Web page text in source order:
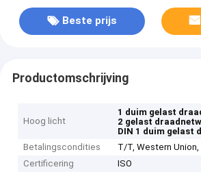
Beste prijs
Productomschrijving
Hoog licht
1 duim gelast
2 gelast
DIN 1 duim gelast
Betalingscondities
T/T, Western Union,
Certificering
ISO